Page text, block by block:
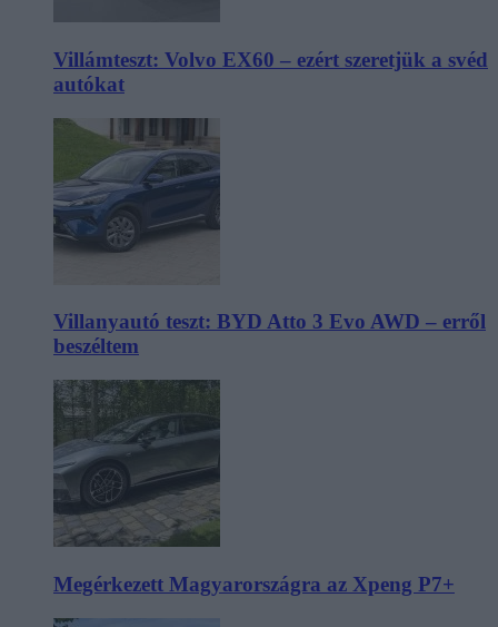
Villámteszt: Volvo EX60 – ezért szeretjük a svéd
autókat
Villanyautó teszt: BYD Atto 3 Evo AWD – erről
beszéltem
Megérkezett Magyarországra az Xpeng P7+